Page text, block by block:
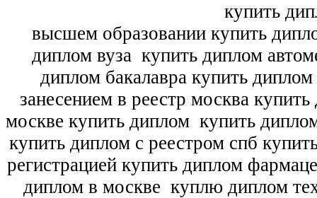
купить
высшем образовании купить
диплом вуза купить диплом
диплом бакалавра купить
занесением в реестр москва
москве купить диплом купить
купить диплом с реестром спб
регистрацией купить диплом
диплом в москве куплю диплом